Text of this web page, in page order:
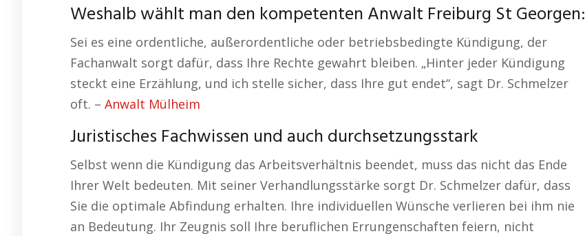
Weshalb wählt man den kompetenten Anwalt Freiburg St Georgen:
Sei es eine ordentliche, außerordentliche oder betriebsbedingte Kündigung, der
Fachanwalt sorgt dafür, dass Ihre Rechte gewahrt bleiben. „Hinter jeder Kündigung
steckt eine Erzählung, und ich stelle sicher, dass Ihre gut endet“, sagt Dr. Schmelzer
oft. – Anwalt Mülheim
Juristisches Fachwissen und auch durchsetzungsstark
Selbst wenn die Kündigung das Arbeitsverhältnis beendet, muss das nicht das Ende
Ihrer Welt bedeuten. Mit seiner Verhandlungsstärke sorgt Dr. Schmelzer dafür, dass
Sie die optimale Abfindung erhalten. Ihre individuellen Wünsche verlieren bei ihm nie
an Bedeutung. Ihr Zeugnis soll Ihre beruflichen Errungenschaften feiern, nicht